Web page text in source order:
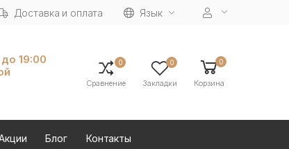
Доставка и оплата Язык
19:00
0
Сравнение
0
Закладки
0
Корзина
Блог Контакты